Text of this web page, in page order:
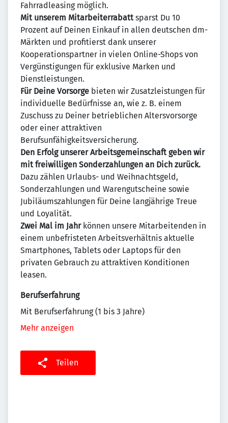
Fahrradleasing möglich.
Mit unserem Mitarbeiterrabattsparst Du 10
Prozent auf Deinen Einkauf in allen deutschen dm-
Märkten und profitierst dank unserer
Kooperationspartner in vielen Online-Shops von
Vergünstigungen für exklusive Marken und
Dienstleistungen.
Für Deine Vorsorge bieten wir Zusatzleistungen für
individuelle Bedürfnisse an, wie z. B. einem
Zuschuss zu Deiner betrieblichen Altersvorsorge
oder einer attraktiven
Berufsunfähigkeitsversicherung.
Den Erfolg unserer Arbeitsgemeinschaft geben wir
mit freiwilligen Sonderzahlungen an Dich zurück.
Dazu zählen Urlaubs- und Weihnachtsgeld,
Sonderzahlungen und Warengutscheine sowie
Jubiläumszahlungen für Deine langjährige Treue
und Loyalität.
Zwei Mal im Jahr können unsere Mitarbeitenden in
einem unbefristeten Arbeitsverhältnis aktuelle
Smartphones, Tablets oder Laptops für den
privaten Gebrauch zu attraktiven Konditionen
leasen.
Berufserfahrung
Mit Berufserfahrung (1 bis 3 Jahre)
Mehr anzeigen
Teilen